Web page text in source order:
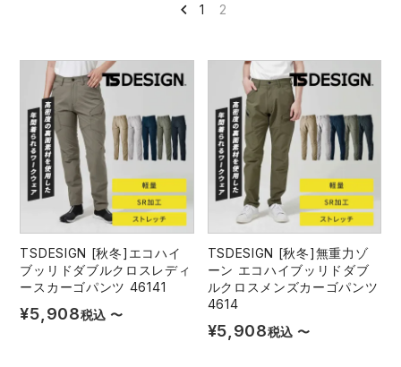
ワークスーツ
コンプレッションウェア
作業用ポロシャツ
安全保護具
つなぎランキング
空調服ランキング
コンプレッションウェアランキング
作業用手袋ランキング
山田辰 クレヒフク
おたふく手袋 マック
住商モンブラン ボンマックス
GDジャパン カーシーカシマ
自動車整備士作業服
DIY・日曜大工作業服
飲食店ユニフォーム
清掃・ビルメンテ作業服
1 2
TSDESIGN [秋冬]エコハイ
ブッリドダブルクロスレディ
ースカーゴパンツ 46141
¥5,908税込 〜
TSDESIGN [秋冬]無重力ゾ
ーン エコハイブッリドダブ
ルクロスメンズカーゴパンツ
4614
¥5,908税込 〜